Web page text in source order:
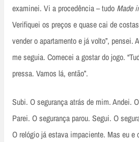
examinei. Vi a procedência – tudo Made
Verifiquei os preços e quase cai de
vender o apartamento e já volto”, pensei.
me seguia. Comecei a gostar do jogo.
pressa. Vamos lá, então”.
Subi. O segurança atrás de mim. Andei.
Parei. O segurança parou. Segui. O
O relógio já estava impaciente. Mas eu e